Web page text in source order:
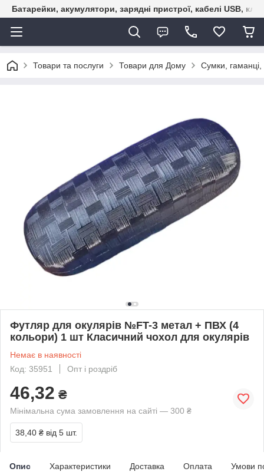
Батарейки, акумулятори, зарядні пристрої, кабелі USB,
Товари та послуги Товари для Дому Сумки, гаманці,
Футляр для окулярів №FT-3 метал + ПВХ (4
кольори) 1 шт Класичний чохол для окулярів
Немає в наявності
Код: 35951
Опт і роздріб
46,32 ₴
Мінімальна сума замовлення на сайті — 300 ₴
38,40 ₴ від 5 шт.
Опис Характеристики Доставка Оплата Умови